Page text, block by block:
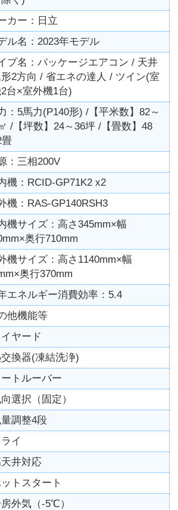
カー：日立
ル名：2023年モデル
プ名：パッケージエアコン / 天井
2方向 / 省エネの達人 / ツイン(室
台×室外機1台)
：5馬力(P140形) /【平米数】82～
/【坪数】24～36坪 /【畳数】48
畳
：三相200V
機：RCID-GP71K2 x2
機：RAS-GP140RSH3
機サイズ：高さ345mm×幅
奥行710mm
機サイズ：高さ1140mm×幅
奥行370mm
エネルギー消費効率：5.4
他機能等
イヤード
交換器(凍結洗浄)
ートルーバー
向選択（固定）
量調整4段
ライ
天井対応
ットスタート
房外気（-5℃）